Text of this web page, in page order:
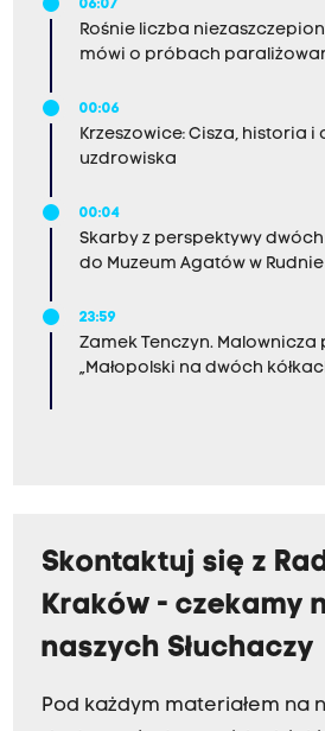
06:07
Rośnie liczba
mówi o próbach
00:06
Krzeszowice: Cisza, historia
uzdrowiska
00:04
Skarby z perspektywy
do Muzeum Agatów w Rudnie
23:59
Zamek Tenczyn.
„Małopolski na dwóch
Skontaktuj się z
Kraków - czekamy
naszych Słuchaczy
Pod każdym materiałem na